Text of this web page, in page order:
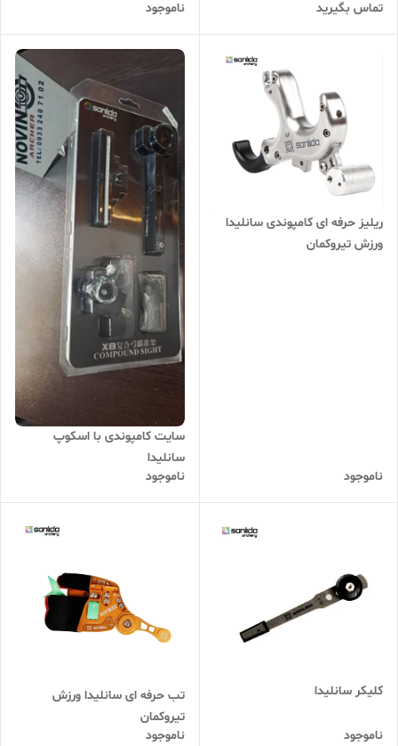
تماس بگیرید ناموجود
ریلیز حرفه ای کامپوندی سانلیدا
ورزش تیروکمان
ناموجود
سایت کامپوندی با اسکوپ
سانلیدا
ناموجود
کلیکر سانلیدا
ناموجود
تب حرفه ای سانلیدا ورزش
تیروکمان
ناموجود